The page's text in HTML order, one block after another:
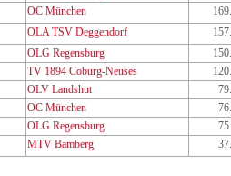
OC München
OLA TSV Deggendorf
OLG Regensburg
TV 1894 Coburg-Neuses
OLV Landshut
OC München
OLG Regensburg
MTV Bamberg